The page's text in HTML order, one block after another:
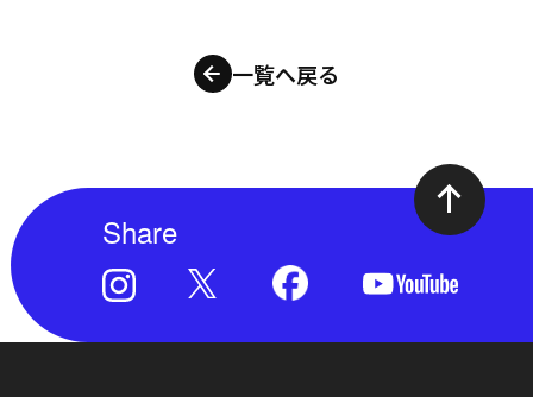
一覧へ戻る
Share